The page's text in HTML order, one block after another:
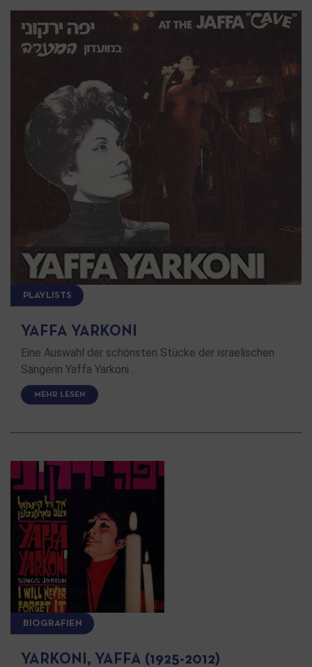
PLAYLISTS
YAFFA YARKONI
Eine Auswahl der schönsten Stücke der israelischen
Sängerin Yaffa Yarkoni …
MEHR LESEN
BIOGRAFIEN
YARKONI, YAFFA (1925-2012)